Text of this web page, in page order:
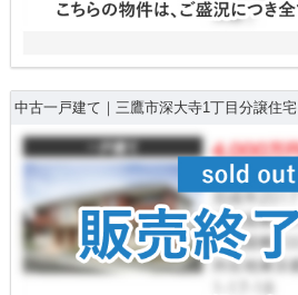
中古一戸建て｜三鷹市深大寺1丁目分譲住宅